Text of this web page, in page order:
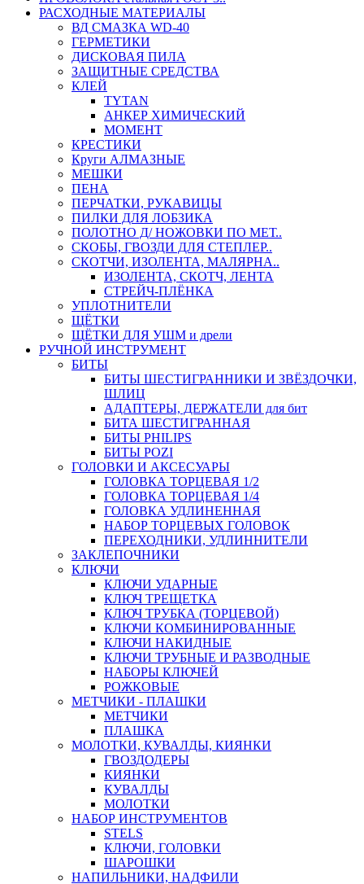
РАСХОДНЫЕ МАТЕРИАЛЫ
ВД СМАЗКА WD-40
ГЕРМЕТИКИ
ДИСКОВАЯ ПИЛА
ЗАЩИТНЫЕ СРЕДСТВА
КЛЕЙ
TYTAN
АНКЕР ХИМИЧЕСКИЙ
МОМЕНТ
КРЕСТИКИ
Круги АЛМАЗНЫЕ
МЕШКИ
ПЕНА
ПЕРЧАТКИ, РУКАВИЦЫ
ПИЛКИ ДЛЯ ЛОБЗИКА
ПОЛОТНО Д/ НОЖОВКИ ПО МЕТ..
СКОБЫ, ГВОЗДИ ДЛЯ СТЕПЛЕР..
СКОТЧИ, ИЗОЛЕНТА, МАЛЯРНА..
ИЗОЛЕНТА, СКОТЧ, ЛЕНТА
СТРЕЙЧ-ПЛЁНКА
УПЛОТНИТЕЛИ
ЩЁТКИ
ЩЁТКИ ДЛЯ УШМ и дрели
РУЧНОЙ ИНСТРУМЕНТ
БИТЫ
БИТЫ ШЕСТИГРАННИКИ И ЗВЁЗДОЧКИ,
ШЛИЦ
АДАПТЕРЫ, ДЕРЖАТЕЛИ для бит
БИТА ШЕСТИГРАННАЯ
БИТЫ PHILIPS
БИТЫ POZI
ГОЛОВКИ И АКСЕСУАРЫ
ГОЛОВКА ТОРЦЕВАЯ 1/2
ГОЛОВКА ТОРЦЕВАЯ 1/4
ГОЛОВКА УДЛИНЕННАЯ
НАБОР ТОРЦЕВЫХ ГОЛОВОК
ПЕРЕХОДНИКИ, УДЛИННИТЕЛИ
ЗАКЛЕПОЧНИКИ
КЛЮЧИ
КЛЮЧИ УДАРНЫЕ
КЛЮЧ ТРЕЩЕТКА
КЛЮЧ ТРУБКА (ТОРЦЕВОЙ)
КЛЮЧИ КОМБИНИРОВАННЫЕ
КЛЮЧИ НАКИДНЫЕ
КЛЮЧИ ТРУБНЫЕ И РАЗВОДНЫЕ
НАБОРЫ КЛЮЧЕЙ
РОЖКОВЫЕ
МЕТЧИКИ - ПЛАШКИ
МЕТЧИКИ
ПЛАШКА
МОЛОТКИ, КУВАЛДЫ, КИЯНКИ
ГВОЗДОДЕРЫ
КИЯНКИ
КУВАЛДЫ
МОЛОТКИ
НАБОР ИНСТРУМЕНТОВ
STELS
КЛЮЧИ, ГОЛОВКИ
ШАРОШКИ
НАПИЛЬНИКИ, НАДФИЛИ